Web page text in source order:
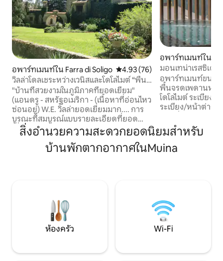
อพาร์ทเมนท์ใน Farra di Soligo คะแนนเฉลี่ย 4.93 จาก 5, 76 รีวิว
4.93 (76)
วิลล่าโดลเชระหว่างเวนิสและโดโลไมต์ “พื้นที่
โปรเซคโค”
"บ้านที่สวยงามในภูมิภาคที่ยอดเยี่ยม"
(แอนดรู - สหรัฐอเมริกา - (เนื้อหาที่อ่อนไหว
ซ่อนอยู่) W.E. วิลล่ายอดเยี่ยมมาก.... การ
บูรณะที่สมบูรณ์แบบรายละเอียดที่ยอด
เยี่ยมและเฟอร์นิเจอร์เก่า (Giulio - AUS -
(เนื้อหาที่ละเอียดอ่อนซ่อนอยู่) สวยงาม!!!
บ้านในฝัน (นิโคลา - ฉัน - (เนื้อหาที่อ่อนไหว
ที่อบอุ่นและเป็นกันเองมี 3 ชั้นตกแต่งอย่าง
พิถีพิถัน: ทำเลที่เหมาะสำหรับการใช้เวลา
พักผ่อนและวันหยุดพักผ่อนในฝัน ที่พัก:
คุณจะมีห้องพักสำหรับสามท่าน 1 ห้องห้อง
อ่างอาบน้ำหรือฝักบัวอ่างล้างหน้าโถ
อพาร์ทเมนท์ใน
มอนเทน่าเรสซิเด
Sch
อพาร์ทเมนท์ขนา
พื้นจรดเพดานห้อง
โดโลไมต์ ระเบียงหันหน้าไปทางทิศใต้หรือ
ระเบียง/หน้าต่าง
ห้องครัวที่มีอุปก
อุปกรณ์ครบครัน/
ขนาดคิงไซส์/ห้อง
แบบวอล์กอิน/ห้อง
น้ำ ครอสฟิตบ็อกซ์
สิ่งอำนวยความสะดวกยอดนิยมสำหรับ
บ้านพักตากอากาศในMuina
ห้องครัว Wi-Fi